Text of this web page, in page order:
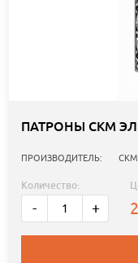
ПАТРОНЫ СКМ
ПРОИЗВОДИТЕЛЬ: СКМ
Количество:
- +